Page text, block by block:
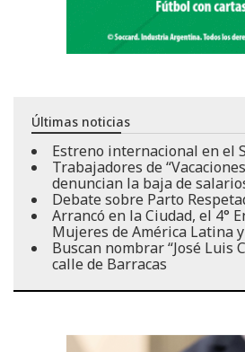
Últimas noticias
Estreno internacional en el
Trabajadores de
denuncian la baja de
Debate sobre Parto
Arrancó en la Ciudad, el 4°
Mujeres de América Latina
Buscan nombrar “José Luis
calle de Barracas